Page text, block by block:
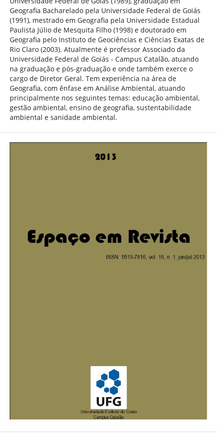
Geografia Bacharelado pela Universidade Federal de Goiás
(1991), mestrado em Geografia pela Universidade Estadual
Paulista Júlio de Mesquita Filho (1998) e doutorado em
Geografia pelo Instituto de Geociências e Ciências Exatas de
Rio Claro (2003). Atualmente é professor Associado da
Universidade Federal de Goiás - Campus Catalão, atuando
na graduação e pós-graduação e onde também exerce o
cargo de Diretor Geral. Tem experiência na área de
Geografia, com ênfase em Análise Ambiental, atuando
principalmente nos seguintes temas: educação ambiental,
gestão ambiental, ensino de geografia, sustentabilidade
ambiental e sanidade ambiental.